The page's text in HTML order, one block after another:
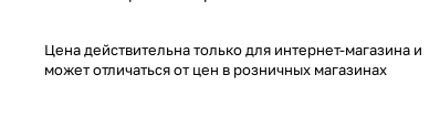
Цена действительна только для интернет-магазина и
может отличаться от цен в розничных магазинах